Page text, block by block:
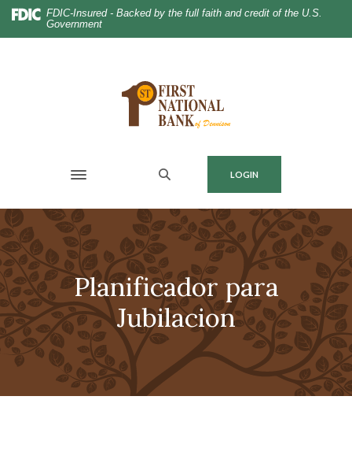
Home
Download
Acrobat
FDIC-Insured - Backed by the full faith and credit of the U.S.
Government
Toggle navigation
LOGIN
Planificador para
Jubilacion